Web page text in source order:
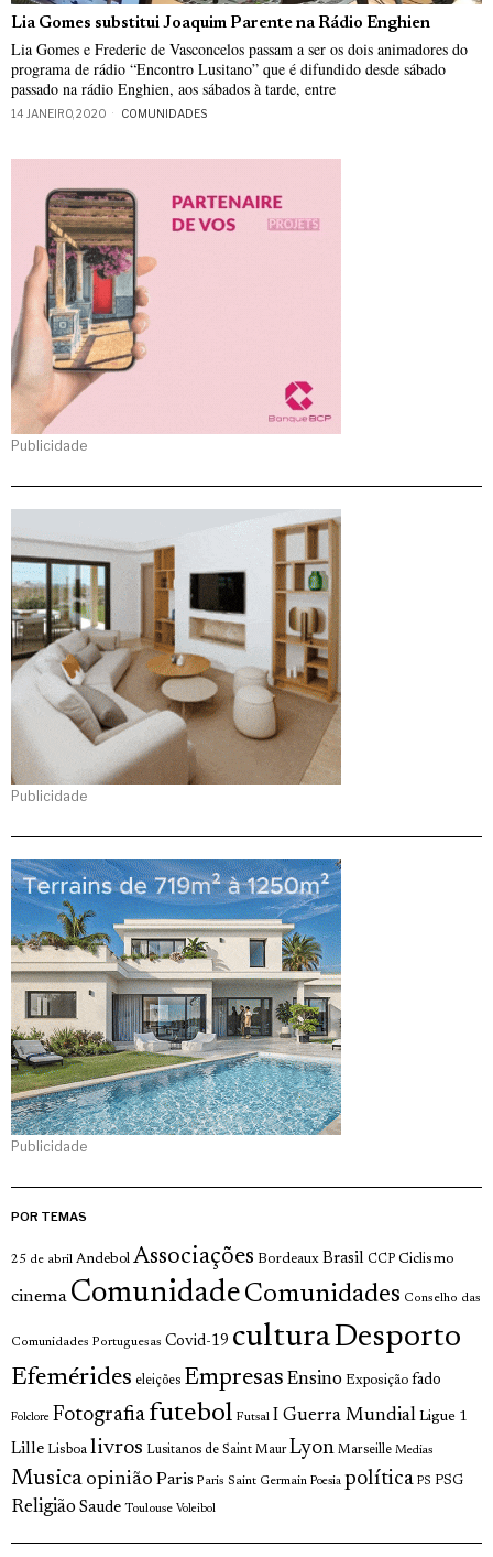
Lia Gomes substitui Joaquim Parente na Rádio Enghien
Lia Gomes e Frederic de Vasconcelos passam a ser os dois animadores do
programa de rádio “Encontro Lusitano” que é difundido desde sábado
passado na rádio Enghien, aos sábados à tarde, entre
14 JANEIRO, 2020 COMUNIDADES
Publicidade
Publicidade
Publicidade
POR TEMAS
25 de abril Andebol Associações Bordeaux Brasil CCP Ciclismo
cinema Comunidade Comunidades Conselho das
Comunidades Portuguesas Covid-19 culturaDesporto
Efemérides eleições Empresas Ensino Exposição fado
Folclore Fotografia futebol Futsal I Guerra Mundial Ligue 1
Lille Lisboa livros Lusitanos de Saint Maur Lyon Marseille Medias
Musica opinião Paris Paris Saint Germain Poesia política PS PSG
Religião Saude Toulouse Voleibol